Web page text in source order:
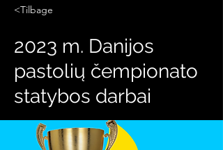
<Tilbage
2023 m. Danijos
pastolių čempionato
statybos darbai